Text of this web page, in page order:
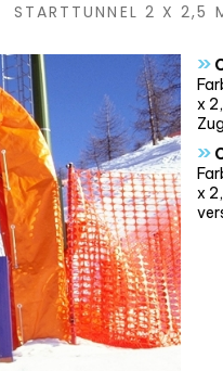
STARTTUNNEL 2 X 2,5
»
x
»
x